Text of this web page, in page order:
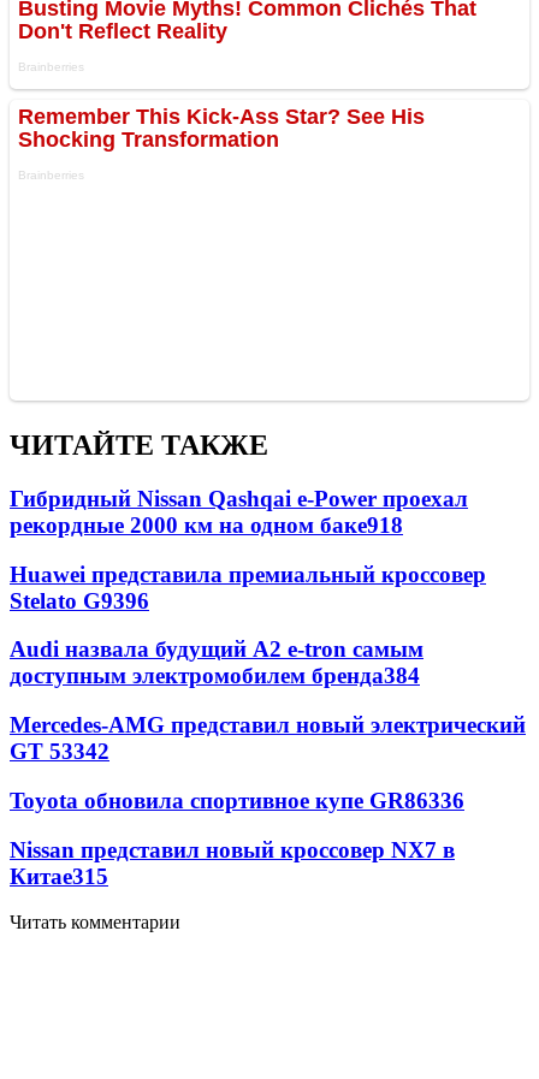
ЧИТАЙТЕ ТАКЖЕ
Гибридный Nissan Qashqai e-Power проехал
рекордные 2000 км на одном баке918
Huawei представила премиальный кроссовер
Stelato G9396
Audi назвала будущий A2 e-tron самым
доступным электромобилем бренда384
Mercedes-AMG представил новый электрический
GT 53342
Toyota обновила спортивное купе GR86336
Nissan представил новый кроссовер NX7 в
Китае315
Читать комментарии